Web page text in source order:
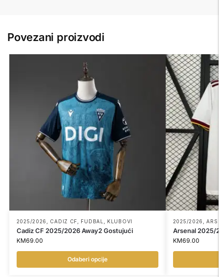
Povezani proizvodi
2025/2026 CADIZ CF FUDBAL KLUBOVI
Cadiz CF 2025/2026 Away2 Gostujući
KM69.00
Odaberi opcije
2025/2026 ,
Arsenal 2025/
KM69.00